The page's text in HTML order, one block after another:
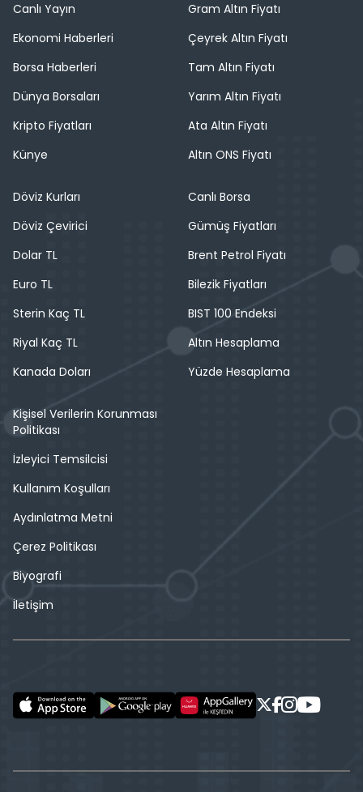
Canlı Yayın
Ekonomi Haberleri
Borsa Haberleri
Dünya Borsaları
Kripto Fiyatları
Künye
Gram Altın Fiyatı
Çeyrek Altın Fiyatı
Tam Altın Fiyatı
Yarım Altın Fiyatı
Ata Altın Fiyatı
Altın ONS Fiyatı
Döviz Kurları
Döviz Çevirici
Dolar TL
Euro TL
Sterin Kaç TL
Riyal Kaç TL
Kanada Doları
Canlı Borsa
Gümüş Fiyatları
Brent Petrol Fiyatı
Bilezik Fiyatları
BIST 100 Endeksi
Altın Hesaplama
Yüzde Hesaplama
Kişisel Verilerin Korunması
Politikası
İzleyici Temsilcisi
Kullanım Koşulları
Aydınlatma Metni
Çerez Politikası
Biyografi
İletişim